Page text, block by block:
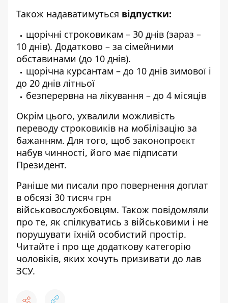
Також надаватимуться відпустки:
щорічні строковикам – 30 днів (зараз –
10 днів). Додатково – за сімейними
обставинами (до 10 днів).
щорічна курсантам – до 10 днів зимової і
до 20 днів літньої
безперервна на лікування – до 4 місяців
Окрім цього, ухвалили можливість
переводу строковиків на мобілізацію за
бажанням. Для того, щоб законопроєкт
набув чинності, його має підписати
Президент.
Раніше ми писали про повернення доплат
в обсязі 30 тисяч грн
військовослужбовцям. Також повідомляли
про те, як спілкуватись з військовими і не
порушувати їхній особистий простір.
Читайте і про ще додаткову категорію
чоловіків, яких хочуть призивати до лав
ЗСУ.